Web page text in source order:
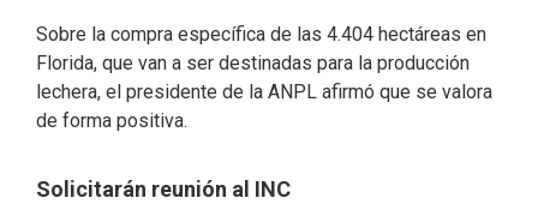
Sobre la compra específica de las 4.404 hectáreas en
Florida, que van a ser destinadas para la producción
lechera, el presidente de la ANPL afirmó que se valora
de forma positiva.
Solicitarán reunión al INC